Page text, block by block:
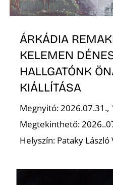
ÁRKÁDIA
KELEMEN
HALLGATÓNK
KIÁLLÍTÁSA
Megnyitó: 2026.07.31.,
Megtekinthető:
Helyszín: Pataky